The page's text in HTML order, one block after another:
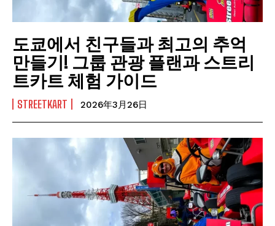
도쿄에서 친구들과 최고의 추억
만들기! 그룹 관광 플랜과 스트리
트카트 체험 가이드
STREETKART 2026年3月26日